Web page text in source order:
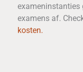
exameninstanties
examens af.
kosten.